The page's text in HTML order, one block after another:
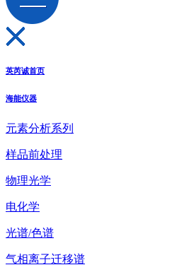
英芮诚首页
海能仪器
元素分析系列
样品前处理
物理光学
电化学
光谱/色谱
气相离子迁移谱